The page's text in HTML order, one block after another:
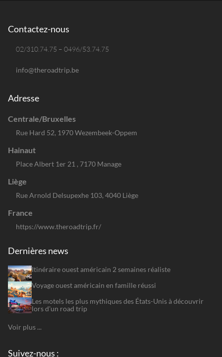
Contactez-nous
02/310.74.75 – 0496/53.74.75
info@theroadtrip.be
Adresse
Centrale/Bruxelles
Rue Hard 52, 1970 Wezembeek-Oppem
Hainaut
Place Albert 1er 21 , 7170 Manage
Liège
Rue Arnold Delsupexhe 103, 4040 Liège
France
https://www.theroadtrip.fr/
Dernières news
Itinéraire ouest américain 2 semaines réaliste
Voyage ouest américain en famille réussi
Les motels les plus mythiques des États-Unis à découvrir
lors d'un road trip
Voir plus ...
Suivez-nous :